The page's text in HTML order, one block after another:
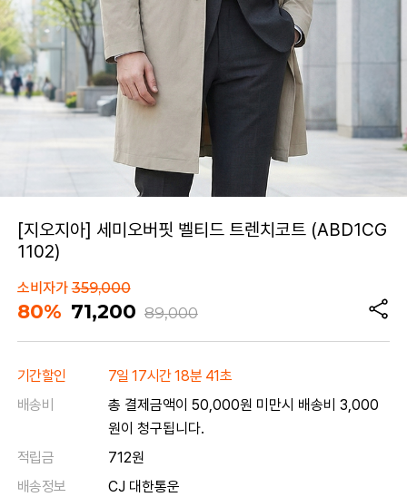
[지오지아] 세미오버핏 벨티드 트렌치코트 (ABD1CG
1102)
소비자가359,000
80% 71,200 89,000
기간할인
7일 17시간 18분 41초
배송비
총 결제금액이 50,000원 미만시 배송비 3,000
원이 청구됩니다.
적립금
712원
배송정보
CJ 대한통운